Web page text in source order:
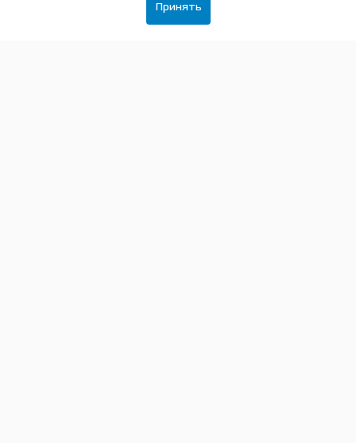
экологической экспедиции, профессор Вятского
Принять